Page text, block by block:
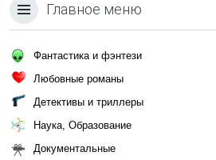
Главное меню
Фантастика и фэнтези
Любовные романы
Детективы и триллеры
Наука, Образование
Документальные